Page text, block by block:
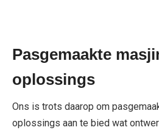
Pasgemaakte
oplossings
Ons is trots daarop om
oplossings aan te bied wat